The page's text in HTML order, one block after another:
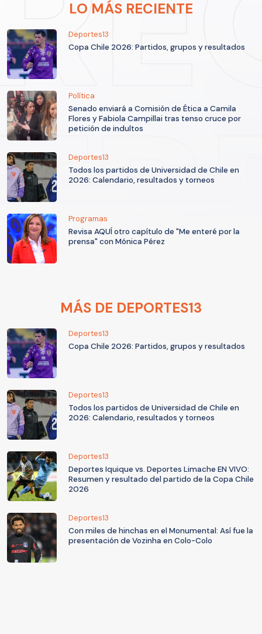
LO MÁS RECIENTE
Deportes13
Copa Chile 2026: Partidos, grupos y resultados
Política
Senado enviará a Comisión de Ética a Camila
Flores y Fabiola Campillai tras tenso cruce por
petición de indultos
Deportes13
Todos los partidos de Universidad de Chile en
2026: Calendario, resultados y torneos
Programas
Revisa AQUÍ otro capítulo de "Me enteré por la
prensa" con Mónica Pérez
MÁS DE DEPORTES13
Deportes13
Copa Chile 2026: Partidos, grupos y resultados
Deportes13
Todos los partidos de Universidad de Chile en
2026: Calendario, resultados y torneos
Deportes13
Deportes Iquique vs. Deportes Limache EN VIVO:
Resumen y resultado del partido de la Copa Chile
2026
Deportes13
Con miles de hinchas en el Monumental: Así fue la
presentación de Vozinha en Colo-Colo